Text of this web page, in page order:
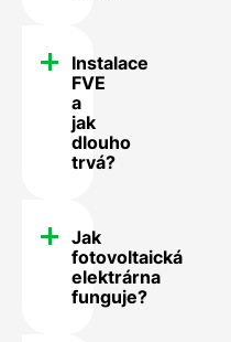
Instalace
FVE
a
jak
dlouho
trvá?
Jak
fotovoltaická
elektrárna
funguje?